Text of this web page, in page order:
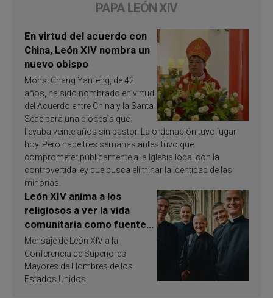
PAPA LEÓN XIV
En virtud del acuerdo con
China, León XIV nombra un
nuevo obispo
Mons. Chang Yanfeng, de 42
años, ha sido nombrado en virtud
del Acuerdo entre China y la Santa
Sede para una diócesis que
llevaba veinte años sin pastor. La ordenación tuvo lugar
hoy. Pero hace tres semanas antes tuvo que
comprometer públicamente a la Iglesia local con la
controvertida ley que busca eliminar la identidad de las
minorías.
León XIV anima a los
religiosos a ver la vida
comunitaria como fuente
de inspiración y
santificación
Mensaje de León XIV a la
Conferencia de Superiores
Mayores de Hombres de los
Estados Unidos